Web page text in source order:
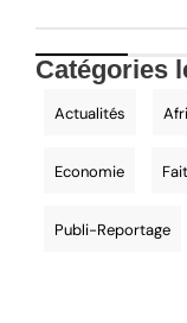
Catégories
Actualités
Economie
Publi-Reportage